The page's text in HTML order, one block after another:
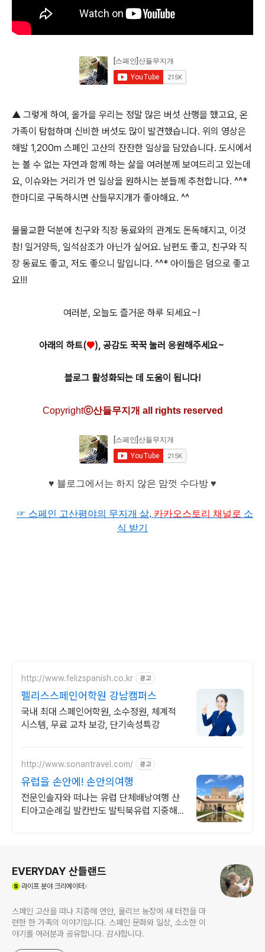
▲ 그렇게 하여, 올가을 우리는 정말 많은 버섯 산행을 했고요, 온
가족이 탐험하며 신비한 버섯도 많이 발견했습니다. 위의 영상은
해발 1,200m 스페인 고산의 잔잔한 일상을 담았습니다. 도시에서
는 볼 수 없는 자연과 함께 하는 삶을 여러분께 보여드리고 있는데
요, 이슈와는 거리가 먼 일상을 원하시는 분들께 추천합니다. ^^*
한마디로 구독하시면 산들무지개가 좋아해요. ^^
물물교환 덕분에 친구와 직장 동료와의 관계도 돈독해지고, 이것
참! 일거양득, 일석삼조가 아닌가 싶어요. 남편도 좋고, 친구와 직
장 동료도 좋고, 저도 좋으니 말입니다. ^^* 아이들은 덤으로 좋고
요!!!
여러분, 오늘도 즐거운 하루 되세요~!
아래의 하트(♥), 공감도 꾹꾹 눌러 응원해주세요~
블로그 활성화되는 데 도움이 됩니다!
Copyrightⓒ산들무지개 all rights reserved
♥ 블로그에서는 하지 않은 맘껏 수다방 ♥
☞ 스페인 고산평야의 무지개 삶, 카카오스토리 채널로 소
식 받기
http://www.felizspanish.co.kr 광고
펠리스스페인어학원 강남캠퍼스
국내 최대 스페인어학원, 소수정원, 체계적
시스템, 무료 교차 보강, 단기속성특강
http://www.sonantravel.com/ 광고
유럽을 손안에! 손안의여행
전문인솔자와 떠나는 유럽 단체배낭여행 산
티아고순례길 발칸반도 발틱북유럽 지중해
EVERYDAY 산들랜드
라이프분야 크리에이터
스페인 고산을 떠나 지중해 연안, 올리브 농장에 새 터전을 마
련한 한 가족의 이야기입니다. 스페인 문화와 일상, 소소한 이
야기를 여러분과 공유합니다. 감사합니다.